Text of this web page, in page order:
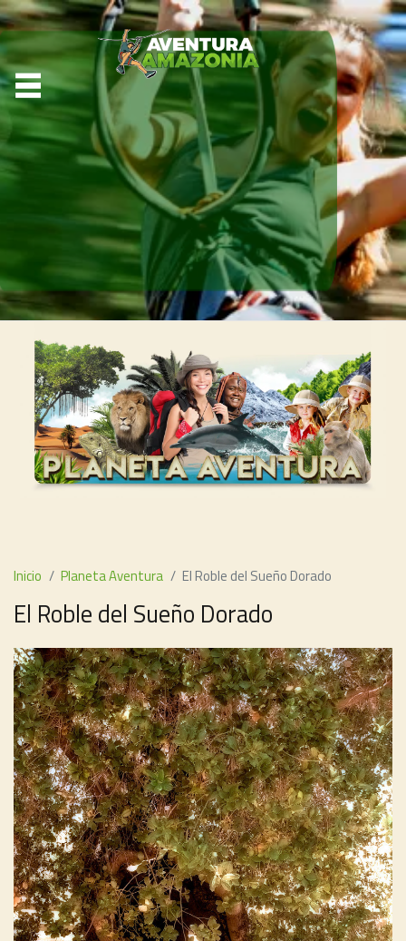
Inicio Planeta Aventura El Roble del Sueño Dorado
El Roble del Sueño Dorado